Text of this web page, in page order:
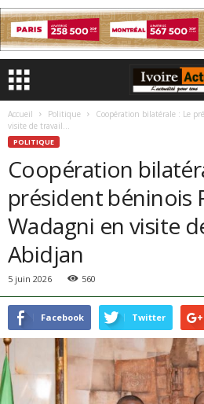
Accueil Politique
Coopération bilatérale : Le
visite de travail...
POLITIQUE
Coopération
président béninois
Wadagni en visite
Abidjan
5 juin 2026 560
Facebook Twitter